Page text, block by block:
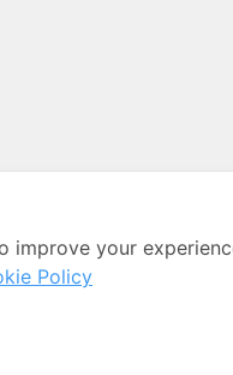
improve your
Policy